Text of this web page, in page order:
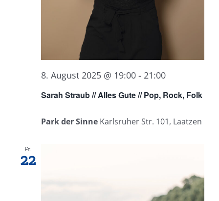
Sarah Straub // Alles Gute // Pop, Rock, Folk
8. August 2025 @ 19:00 - 21:00
Park der Sinne Karlsruher Str. 101, Laatzen
Fr.
22